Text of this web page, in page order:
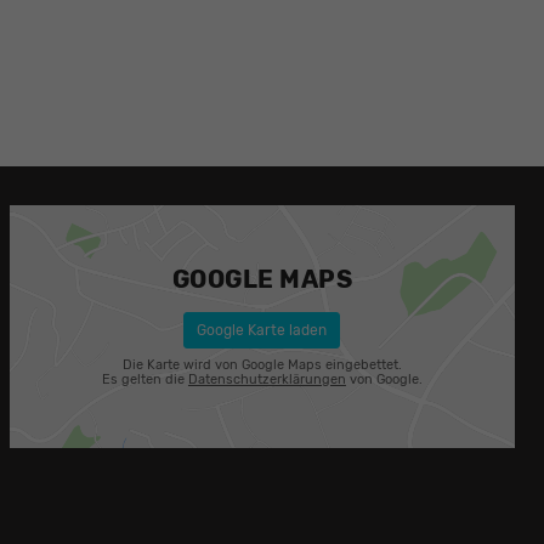
GOOGLE MAPS
Google Karte laden
Die Karte wird von Google Maps eingebettet.
Es gelten die Datenschutzerklärungen von Google.